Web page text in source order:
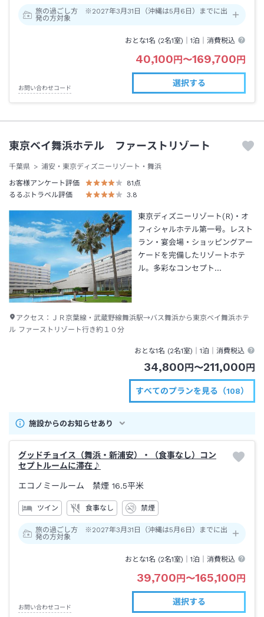
旅の過ごし方 ※2027年3月31日（沖縄は5月6日）までに出
発の方対象
おとな1名 (2名1室)｜1泊 ｜消費税込
40,100円〜169,700円
お問い合わせコード
選択する
東京ベイ舞浜ホテル ファーストリゾート
千葉県
浦安・東京ディズニーリゾート・舞浜
お客様アンケート評価
81点
るるぶトラベル評価
3.8
東京ディズニーリゾート(R)・オ
フィシャルホテル第一号。レスト
ラン・宴会場・ショッピングアー
ケードを完備したリゾートホテ
ル。多彩なコンセプト…
アクセス： ＪＲ京葉線・武蔵野線舞浜駅→バス舞浜から東京ベイ舞浜ホテ
ル ファーストリゾート行き約１０分
おとな1名 (2名1室)｜1泊 ｜消費税込
34,800 円 〜211,000 円
すべてのプランを見る（108）
施設からのお知らせあり
グッドチョイス（舞浜・新浦安）・（食事なし）コン
セプトルームに滞在♪
エコノミールーム 禁煙 16.5平米
ツイン 食事なし 禁煙
旅の過ごし方 ※2027年3月31日（沖縄は5月6日）までに出
発の方対象
おとな1名 (2名1室)｜1泊 ｜消費税込
39,700 円 〜165,100 円
お問い合わせコード
選択する